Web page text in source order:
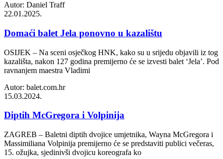
Autor: Daniel Traff
22.01.2025.
Domaći balet Jela ponovno u kazalištu
OSIJEK – Na sceni osječkog HNK, kako su u srijedu objavili iz tog
kazališta, nakon 127 godina premijerno će se izvesti balet ‘Jela’. Pod
ravnanjem maestra Vladimi
Autor: balet.com.hr
15.03.2024.
Diptih McGregora i Volpinija
ZAGREB – Baletni diptih dvojice umjetnika, Wayna McGregora i
Massimiliana Volpinija premijerno će se predstaviti publici večeras,
15. ožujka, sjedinivši dvojicu koreografa ko